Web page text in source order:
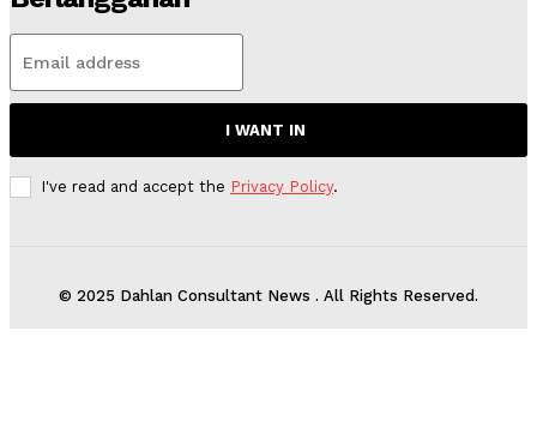
I WANT IN
I've read and accept the Privacy Policy.
© 2025 Dahlan Consultant News . All Rights Reserved.